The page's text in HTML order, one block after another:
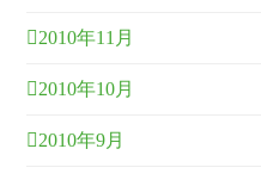
2010年11月
2010年10月
2010年9月